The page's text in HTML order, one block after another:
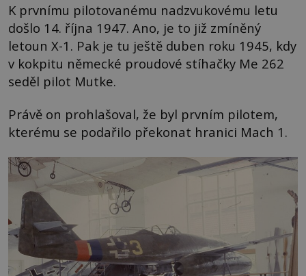
K prvnímu pilotovanému nadzvukovému letu
došlo 14. října 1947. Ano, je to již zmíněný
letoun X-1. Pak je tu ještě duben roku 1945, kdy
v kokpitu německé proudové stíhačky Me 262
seděl pilot Mutke.
Právě on prohlašoval, že byl prvním pilotem,
kterému se podařilo překonat hranici Mach 1.